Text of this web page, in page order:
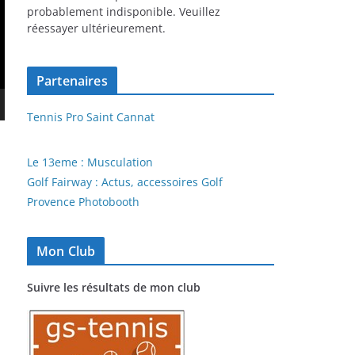
probablement indisponible. Veuillez
réessayer ultérieurement.
Partenaires
Tennis Pro Saint Cannat
Le 13eme : Musculation
Golf Fairway : Actus, accessoires Golf
Provence Photobooth
Mon Club
Suivre les résultats de mon club